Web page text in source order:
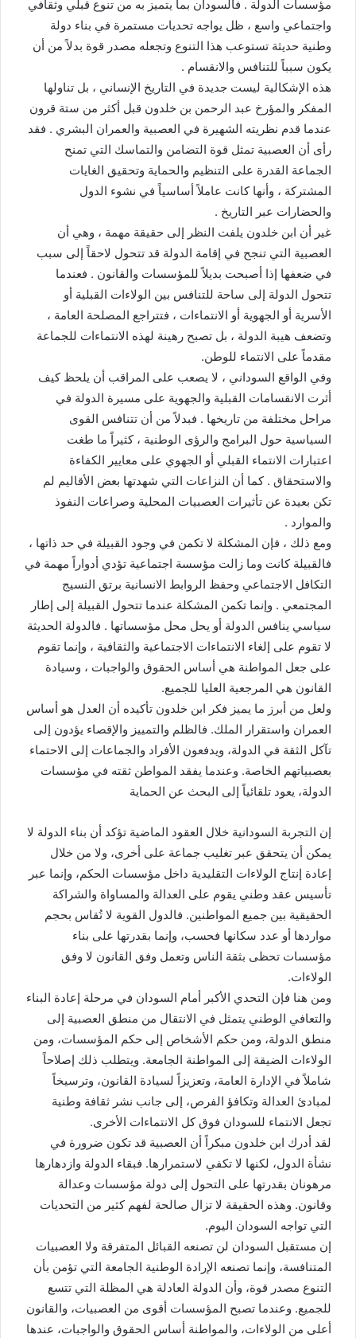
مؤسسات الدولة . فالسودان بما يتميز به من تنوع قبلي وثقافي
واجتماعي واسع ، ظل يواجه تحديات مستمرة في بناء دولة
وطنية حديثة تستوعب هذا التنوع وتجعله مصدر قوة بدلاً من أن
يكون سبباً للتنافس والانقسام .
هذه الإشكالية ليست جديدة في التاريخ الإنساني ، بل تناولها
المفكر والمؤرخ عبد الرحمن بن خلدون قبل أكثر من ستة قرون
عندما قدم نظريته الشهيرة في العصبية والعمران البشري . فقد
رأى أن العصبية تمثل قوة التضامن والتماسك التي تمنح
الجماعة القدرة على التنظيم والحماية وتحقيق الغايات
المشتركة ، وأنها كانت عاملاً أساسياً في نشوء الدول
والحضارات عبر التاريخ .
غير أن ابن خلدون يلفت النظر إلى حقيقة مهمة ، وهي أن
العصبية التي تنجح في إقامة الدولة قد تتحول لاحقاً إلى سبب
في ضعفها إذا أصبحت بديلاً للمؤسسات والقانون . فعندما
تتحول الدولة إلى ساحة للتنافس بين الولاءات القبلية أو
الأسرية أو الجهوية أو الانتماءات ، فتتراجع المصلحة العامة ،
وتضعف هيبة الدولة ، بل تصبح رهينة لهذه الانتماءات للجماعة
مقدماً على الانتماء للوطن.
وفي الواقع السوداني ، لا يصعب على المراقب أن يلحظ كيف
أثرت الانقسامات القبلية والجهوية على مسيرة الدولة في
مراحل مختلفة من تاريخها . فبدلاً من أن تتنافس القوى
السياسية حول البرامج والرؤى الوطنية ، كثيراً ما طغت
اعتبارات الانتماء القبلي أو الجهوي على معايير الكفاءة
والاستحقاق . كما أن النزاعات التي شهدتها بعض الأقاليم لم
تكن بعيدة عن تأثيرات العصبيات المحلية وصراعات النفوذ
والموارد .
ومع ذلك ، فإن المشكلة لا تكمن في وجود القبيلة في حد ذاتها ،
فالقبيلة كانت وما زالت مؤسسة اجتماعية تؤدي أدواراً مهمة في
التكافل الاجتماعي وحفظ الروابط الانسانية برتق النسيج
المجتمعي . وإنما تكمن المشكلة عندما تتحول القبيلة إلى إطار
سياسي ينافس الدولة أو يحل محل مؤسساتها . فالدولة الحديثة
لا تقوم على إلغاء الانتماءات الاجتماعية والثقافية ، وإنما تقوم
على جعل المواطنة هي أساس الحقوق والواجبات ، وسيادة
القانون هي المرجعية العليا للجميع.
ولعل من أبرز ما يميز فكر ابن خلدون تأكيده أن العدل هو أساس
العمران واستقرار الملك. فالظلم والتمييز والإقصاء يؤدون إلى
تآكل الثقة في الدولة، ويدفعون الأفراد والجماعات إلى الاحتماء
بعصبياتهم الخاصة. وعندما يفقد المواطن ثقته في مؤسسات
الدولة، يعود تلقائياً إلى البحث عن الحماية
إن التجربة السودانية خلال العقود الماضية تؤكد أن بناء الدولة لا
يمكن أن يتحقق عبر تغليب جماعة على أخرى، ولا من خلال
إعادة إنتاج الولاءات التقليدية داخل مؤسسات الحكم، وإنما عبر
تأسيس عقد وطني يقوم على العدالة والمساواة والشراكة
الحقيقية بين جميع المواطنين. فالدول القوية لا تُقاس بحجم
مواردها أو عدد سكانها فحسب، وإنما بقدرتها على بناء
مؤسسات تحظى بثقة الناس وتعمل وفق القانون لا وفق
الولاءات.
ومن هنا فإن التحدي الأكبر أمام السودان في مرحلة إعادة البناء
والتعافي الوطني يتمثل في الانتقال من منطق العصبية إلى
منطق الدولة، ومن حكم الأشخاص إلى حكم المؤسسات، ومن
الولاءات الضيقة إلى المواطنة الجامعة. ويتطلب ذلك إصلاحاً
شاملاً في الإدارة العامة، وتعزيزاً لسيادة القانون، وترسيخاً
لمبادئ العدالة وتكافؤ الفرص، إلى جانب نشر ثقافة وطنية
تجعل الانتماء للسودان فوق كل الانتماءات الأخرى.
لقد أدرك ابن خلدون مبكراً أن العصبية قد تكون ضرورة في
نشأة الدول، لكنها لا تكفي لاستمرارها. فبقاء الدولة وازدهارها
مرهونان بقدرتها على التحول إلى دولة مؤسسات وعدالة
وقانون. وهذه الحقيقة لا تزال صالحة لفهم كثير من التحديات
التي تواجه السودان اليوم.
إن مستقبل السودان لن تصنعه القبائل المتفرقة ولا العصبيات
المتنافسة، وإنما تصنعه الإرادة الوطنية الجامعة التي تؤمن بأن
التنوع مصدر قوة، وأن الدولة العادلة هي المظلة التي تتسع
للجميع. وعندما تصبح المؤسسات أقوى من العصبيات، والقانون
أعلى من الولاءات، والمواطنة أساس الحقوق والواجبات، عندها